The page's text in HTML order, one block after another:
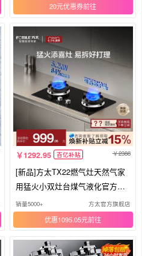
20元优惠券
1292.95 百亿补贴 2388
[新品]方太TX22燃气灶天然气家
用猛火小双灶台煤气液化官方旗
舰
销量5000+ 方太官方旗舰店
优惠1095.05元